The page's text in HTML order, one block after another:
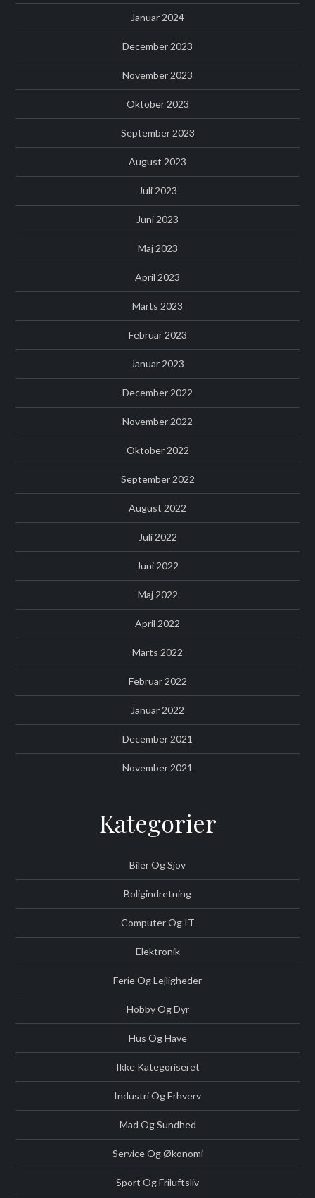
Januar 2024
December 2023
November 2023
Oktober 2023
September 2023
August 2023
Juli 2023
Juni 2023
Maj 2023
April 2023
Marts 2023
Februar 2023
Januar 2023
December 2022
November 2022
Oktober 2022
September 2022
August 2022
Juli 2022
Juni 2022
Maj 2022
April 2022
Marts 2022
Februar 2022
Januar 2022
December 2021
November 2021
Kategorier
Biler Og Sjov
Boligindretning
Computer Og IT
Elektronik
Ferie Og Lejligheder
Hobby Og Dyr
Hus Og Have
Ikke Kategoriseret
Industri Og Erhverv
Mad Og Sundhed
Service Og Økonomi
Sport Og Friluftsliv